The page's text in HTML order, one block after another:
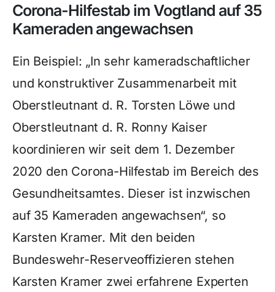
Corona-Hilfestab im Vogtland auf 35
Kameraden angewachsen
Ein Beispiel: „In sehr kameradschaftlicher
und konstruktiver Zusammenarbeit mit
Oberstleutnant d. R. Torsten Löwe und
Oberstleutnant d. R. Ronny Kaiser
koordinieren wir seit dem 1. Dezember
2020 den Corona-Hilfestab im Bereich des
Gesundheitsamtes. Dieser ist inzwischen
auf 35 Kameraden angewachsen“, so
Karsten Kramer. Mit den beiden
Bundeswehr-Reserveoffizieren stehen
Karsten Kramer zwei erfahrene Experten